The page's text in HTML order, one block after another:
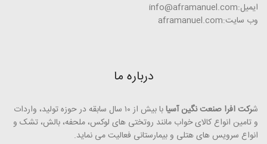
ایمیل:info@aframanuel.com
وب سایت:aframanuel.com
درباره ما
شرکت افرا صنعت نگین آسیا
با بیش از ۱۰ سال سابقه در حوزه تولید، واردات
و تامین انواع کالای خواب مانند روتختی­ های لوکس، ملحفه، بالش، تشک و
انواع سرویس های هتلی و بیمارستانی فعالیت می ­نماید.